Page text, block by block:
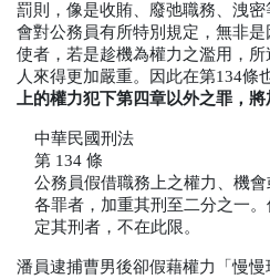
罰則，像是收賄、廢弛職務、洩密
會對公務員有所特別規定，無非
使者，若是趁機為權力之濫用，
人來得更加嚴重。因此在第134條
上的權力犯下第四章以外之罪，
中華民國刑法
第 134 條
公務員假借職務上之權力、機
各罪者，加重其刑至二分之一
定其刑者，不在此限。
潘員逮捕曹男後卻假藉權力「慢